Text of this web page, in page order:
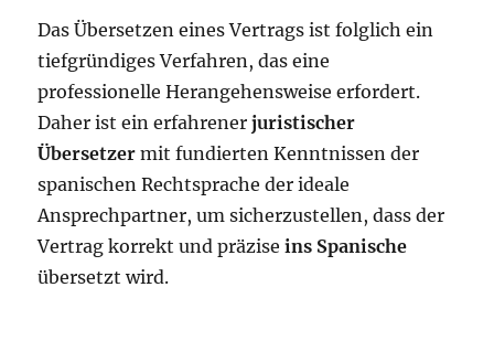
Das Übersetzen eines Vertrags ist folglich ein
tiefgründiges Verfahren, das eine
professionelle Herangehensweise erfordert.
Daher ist ein erfahrenerjuristischer
Übersetzer mit fundierten Kenntnissen der
spanischen Rechtsprache der ideale
Ansprechpartner, um sicherzustellen, dass der
Vertrag korrekt und präziseins Spanische
übersetzt wird.